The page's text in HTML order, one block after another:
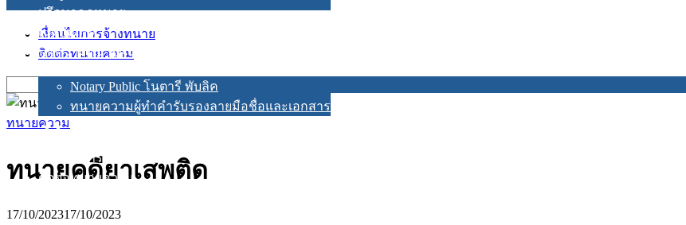
ปรึกษากฎหมาย
เนติบัณฑิต
บทความทนายความ
Notary Public โนตารี พับลิค
ทนายความผู้ทำคำรับรองลายมือชื่อและเอกสาร
เงื่อนไขการจ้างทนาย
ติดต่อทนายความ
เงื่อนไขการจ้างทนาย
ติดต่อทนายความ
for:
ทนายความ
ทนายคดียาเสพติด
17/10/202317/10/2023